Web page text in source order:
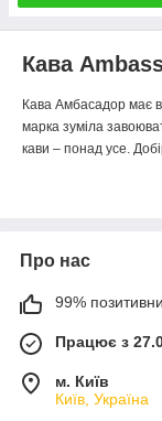
Кава
Кава Амбасадор має
марка зуміла
кави – понад усе.
неповторний смак та
насолоджуватися
свіжоздрібнених
пропозиції в різних
фруктово-
Про нас
99%
Працює з
м. Київ
Київ, Україна